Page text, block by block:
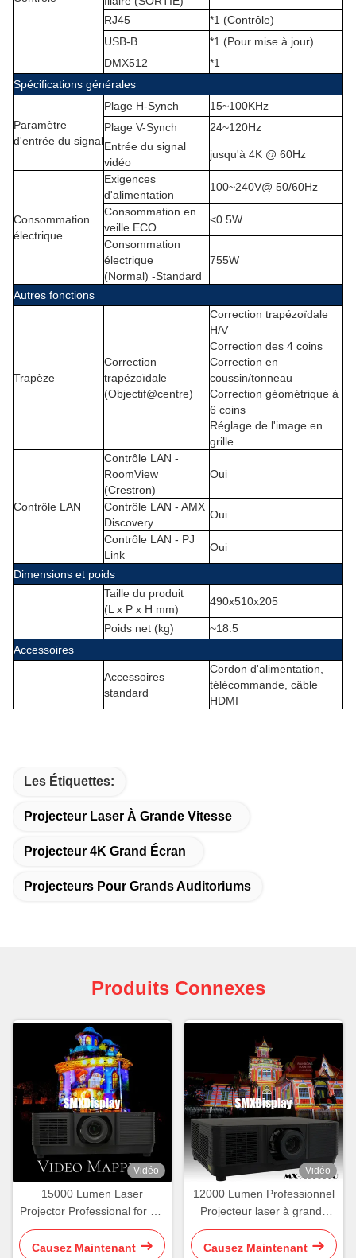
RJ45
*1 (Contrôle)
USB-B
*1 (Pour mise à jour)
DMX512
*1
Spécifications générales
Paramètre
d'entrée du signal
Plage H-Synch
15~100KHz
Plage V-Synch
24~120Hz
Entrée du signal
vidéo
jusqu'à 4K @ 60Hz
Consommation
électrique
Exigences
d'alimentation
100~240V@ 50/60Hz
Consommation en
veille ECO
<0.5W
Consommation
électrique
(Normal) -Standard
755W
Autres fonctions
Trapèze
Correction
trapézoïdale
(Objectif@centre)
Correction trapézoïdale
H/V
Correction des 4 coins
Correction en
coussin/tonneau
Correction géométrique à
6 coins
Réglage de l'image en
grille
Contrôle LAN
Contrôle LAN -
RoomView
(Crestron)
Oui
Contrôle LAN - AMX
Discovery
Oui
Contrôle LAN - PJ
Link
Oui
Dimensions et poids
Taille du produit
(L x P x H mm)
490x510x205
Poids net (kg)
~18.5
Accessoires
Accessoires
standard
Cordon d'alimentation,
télécommande, câble
HDMI
Les Étiquettes:
Projecteur Laser À Grande Vitesse
Projecteur 4K Grand Écran
Projecteurs Pour Grands Auditoriums
Produits Connexes
Vidéo
15000 Lumen Laser
Projector Professional for 3D
Hologram Video Mapping
Projection
Causez Maintenant
Vidéo
12000 Lumen Professionnel
Projecteur laser à grande
échelle
Causez Maintenant